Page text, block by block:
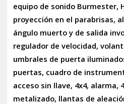
equipo de sonido Burmester,
proyección en el parabrisas,
ángulo muerto y de salida
regulador de velocidad,
umbrales de puerta
puertas, cuadro de
acceso sin llave, 4x4, alarma,
metalizado, llantas de